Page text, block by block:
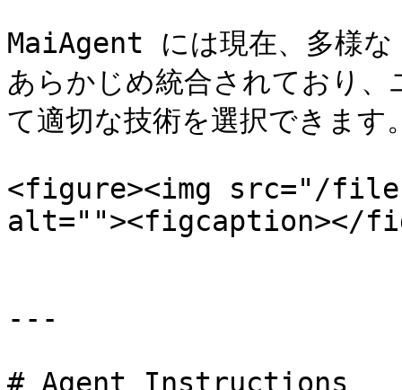
MaiAgent には現在、多様
あらかじめ統合されており
て適切な技術を選択できます
<figure><img src="/files/
alt=""><figcaption></
---
# Agent Instructions